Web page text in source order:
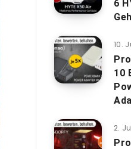
6
10.
10
2.